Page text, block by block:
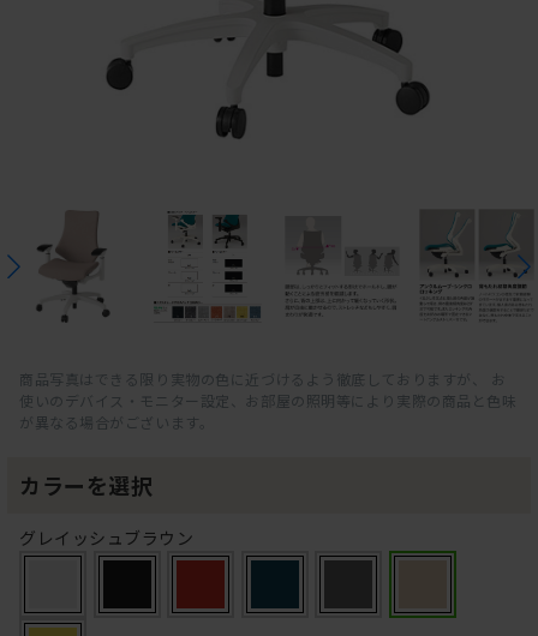
商品写真はできる限り実物の色に近づけるよう徹底しておりますが、 お
使いのデバイス・モニター設定、お部屋の照明等により実際の商品と色味
が異なる場合がございます。
カラーを選択
グレイッシュブラウン